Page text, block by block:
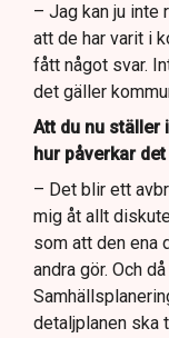
– Jag kan ju inte
att de har varit i
fått något svar.
det gäller
Att du nu ställer
hur påverkar
– Det blir ett
mig åt allt
som att den ena
andra gör. Och
detaljplanen ska